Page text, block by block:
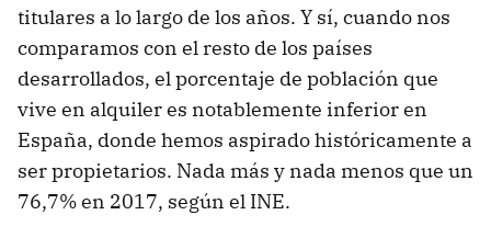
titulares a lo largo de los años. Y sí, cuando nos
comparamos con el resto de los países
desarrollados, el porcentaje de población que
vive en alquiler es notablemente inferior en
España, donde hemos aspirado históricamente a
ser propietarios. Nada más y nada menos que un
76,7% en 2017, según el INE.